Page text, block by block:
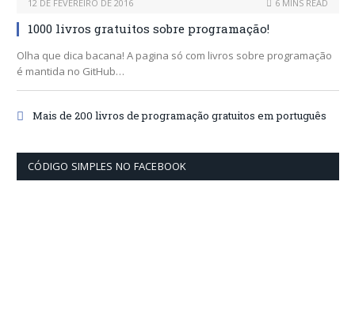
12 DE FEVEREIRO DE 2016 6 MINS READ
1000 livros gratuitos sobre programação!
Olha que dica bacana! A pagina só com livros sobre programação
é mantida no GitHub…
Mais de 200 livros de programação gratuitos em português
CÓDIGO SIMPLES NO FACEBOOK